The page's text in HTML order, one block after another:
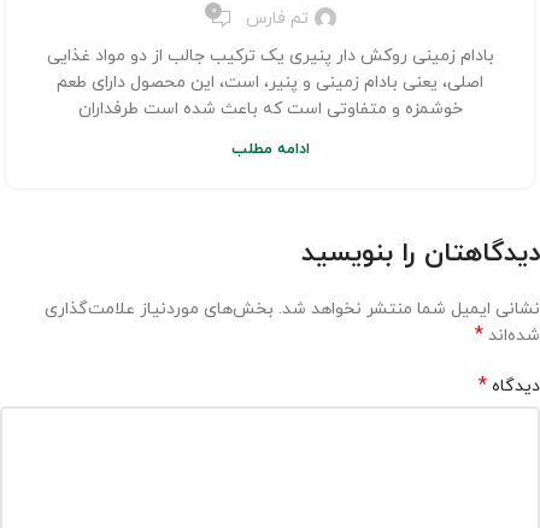
تم فارس 0
بادام زمینی روکش دار پنیری یک ترکیب جالب از دو مواد غذایی
اصلی، یعنی بادام زمینی و پنیر، است، این محصول دارای طعم
خوشمزه و متفاوتی است که باعث شده است طرفداران
ادامه مطلب
دیدگاهتان را بنویسید
نشانی ایمیل شما منتشر نخواهد شد. بخش‌های موردنیاز علامت‌گذاری
شده‌اند *
دیدگاه *